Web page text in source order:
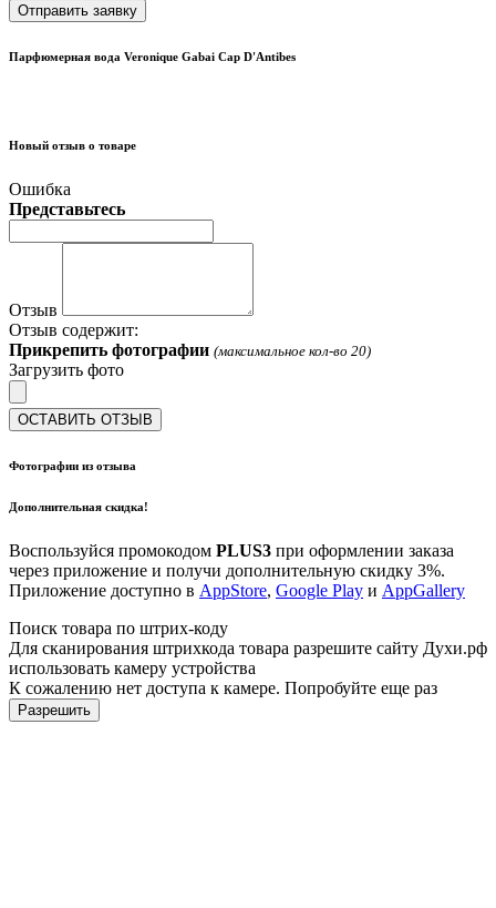
Отправить заявку
Парфюмерная вода Veronique Gabai Cap D'Antibes
Новый отзыв о товаре
Ошибка
Представьтесь
Отзыв
Отзыв содержит:
Прикрепить фотографии (максимальное кол-во 20)
Загрузить фото
ОСТАВИТЬ ОТЗЫВ
Фотографии из отзыва
Дополнительная скидка!
Воспользуйся промокодом PLUS3 при оформлении заказа
через приложение и получи дополнительную скидку 3%.
Приложение доступно в AppStore, Google Play и AppGallery
Поиск товара по штрих-коду
Для сканирования штрихкода товара разрешите сайту Духи.рф
использовать камеру устройства
К сожалению нет доступа к камере. Попробуйте еще раз
Разрешить